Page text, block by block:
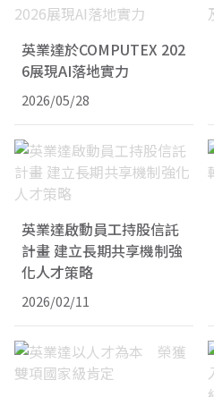
英業達於COMPUTEX 202
6展現AI落地實力
2026/05/28
英業達啟動員工持股信託
計畫 建立長期共享機制強
化人才策略
2026/02/11